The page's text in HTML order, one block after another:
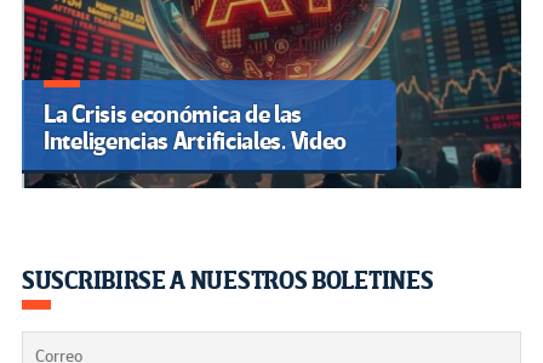
La Crisis económica de las
Inteligencias Artificiales. Video
SUSCRIBIRSE A NUESTROS BOLETINES